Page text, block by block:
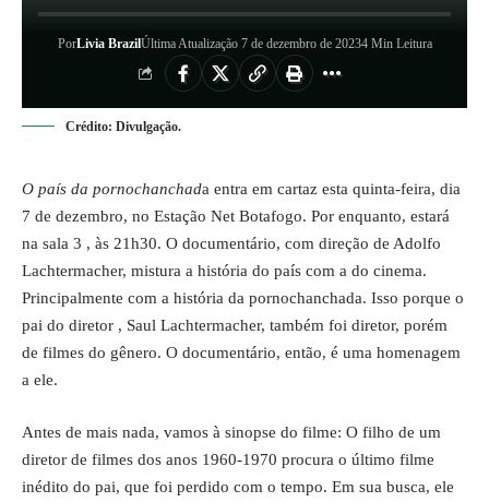
PorLivia BrazilÚltima Atualização 7 de dezembro de 20234 Min Leitura
Crédito: Divulgação.
O país da pornochanchada entra em cartaz esta quinta-feira, dia
7 de dezembro, no Estação Net Botafogo. Por enquanto, estará
na sala 3 , às 21h30. O documentário, com direção de Adolfo
Lachtermacher, mistura a história do país com a do cinema.
Principalmente com a história da pornochanchada. Isso porque o
pai do diretor , Saul Lachtermacher, também foi diretor, porém
de filmes do gênero. O documentário, então, é uma homenagem
a ele.
Antes de mais nada, vamos à sinopse do filme: O filho de um
diretor de filmes dos anos 1960-1970 procura o último filme
inédito do pai, que foi perdido com o tempo. Em sua busca, ele